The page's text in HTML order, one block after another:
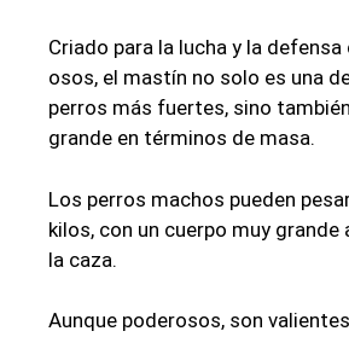
Criado para la lucha y la
osos, el mastín no solo es una
perros más fuertes, sino
grande en términos de masa.
Los perros machos pueden
kilos, con un cuerpo muy grande
la caza.
Aunque poderosos, son